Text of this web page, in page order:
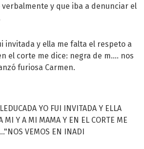
y que iba a denunciar el
invitada y ella me falta el respeto a
el corte me dice: negra de m.... nos
furiosa Carmen.
YO FUI INVITADA Y ELLA
MI Y A MI MAMA Y EN EL CORTE ME
VEMOS EN INADI